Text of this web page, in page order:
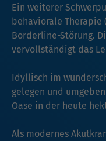
Ein weiterer
behaviorale Therapie
Borderline-Störung.
vervollständigt das
Idyllisch im
gelegen und
Oase in der heute
Als modernes